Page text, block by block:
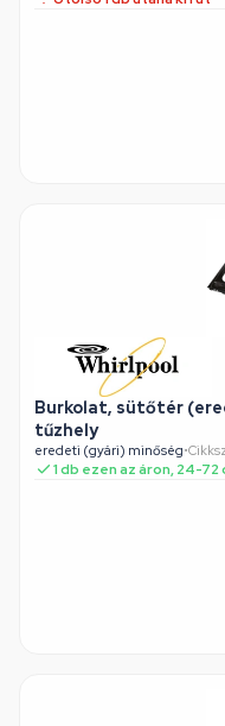
Burkolat, sütőtér
tűzhely
eredeti (gyári) minőség•
1 db ezen az áron, 24-